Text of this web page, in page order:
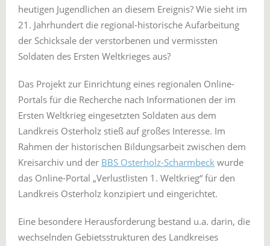
heutigen Jugendlichen an diesem Ereignis? Wie sieht im
21. Jahrhundert die regional-historische Aufarbeitung
der Schicksale der verstorbenen und vermissten
Soldaten des Ersten Weltkrieges aus?
Das Projekt zur Einrichtung eines regionalen Online-
Portals für die Recherche nach Informationen der im
Ersten Weltkrieg eingesetzten Soldaten aus dem
Landkreis Osterholz stieß auf großes Interesse. Im
Rahmen der historischen Bildungsarbeit zwischen dem
Kreisarchiv und der BBS Osterholz-Scharmbeck wurde
das Online-Portal „Verlustlisten 1. Weltkrieg“ für den
Landkreis Osterholz konzipiert und eingerichtet.
Eine besondere Herausforderung bestand u.a. darin, die
wechselnden Gebietsstrukturen des Landkreises